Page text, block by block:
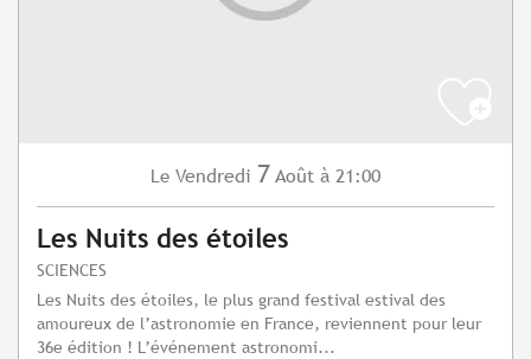
Le Vendredi 7 Août à 21:00
Les Nuits des étoiles
SCIENCES
Les Nuits des étoiles, le plus grand festival estival des
amoureux de l’astronomie en France, reviennent pour leur
36e édition ! L’événement astronomi...